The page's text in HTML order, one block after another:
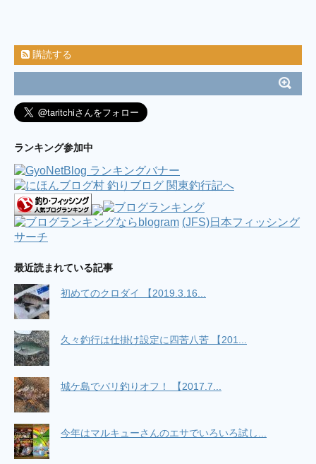
購読する
ランキング参加中
(JFS)日本フィッシング
サーチ
最近読まれている記事
初めてのクロダイ 【2019.3.16...
久々釣行は仕掛け設定に四苦八苦 【201...
城ケ島でバリ釣りオフ！ 【2017.7...
今年はマルキューさんのエサでいろいろ試し...